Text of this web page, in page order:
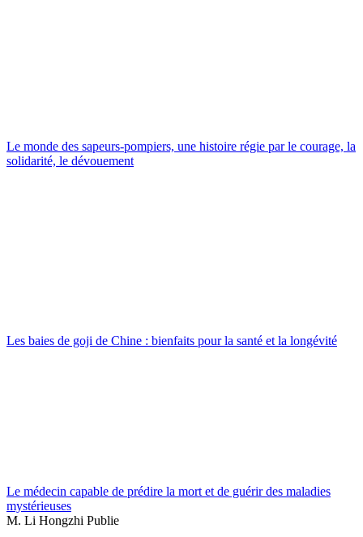
Le monde des sapeurs-pompiers, une histoire régie par le courage, la
solidarité, le dévouement
Les baies de goji de Chine : bienfaits pour la santé et la longévité
Le médecin capable de prédire la mort et de guérir des maladies
mystérieuses
M. Li Hongzhi Publie